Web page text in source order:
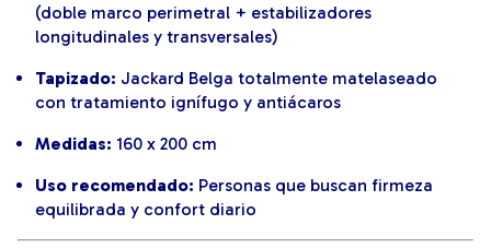
(doble marco perimetral + estabilizadores
longitudinales y transversales)
Tapizado: Jackard Belga totalmente matelaseado
con tratamiento ignífugo y antiácaros
Medidas: 160 x 200 cm
Uso recomendado: Personas que buscan firmeza
equilibrada y confort diario